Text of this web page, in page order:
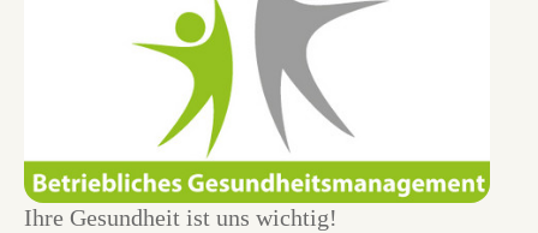
Ihre Gesundheit ist uns wichtig!